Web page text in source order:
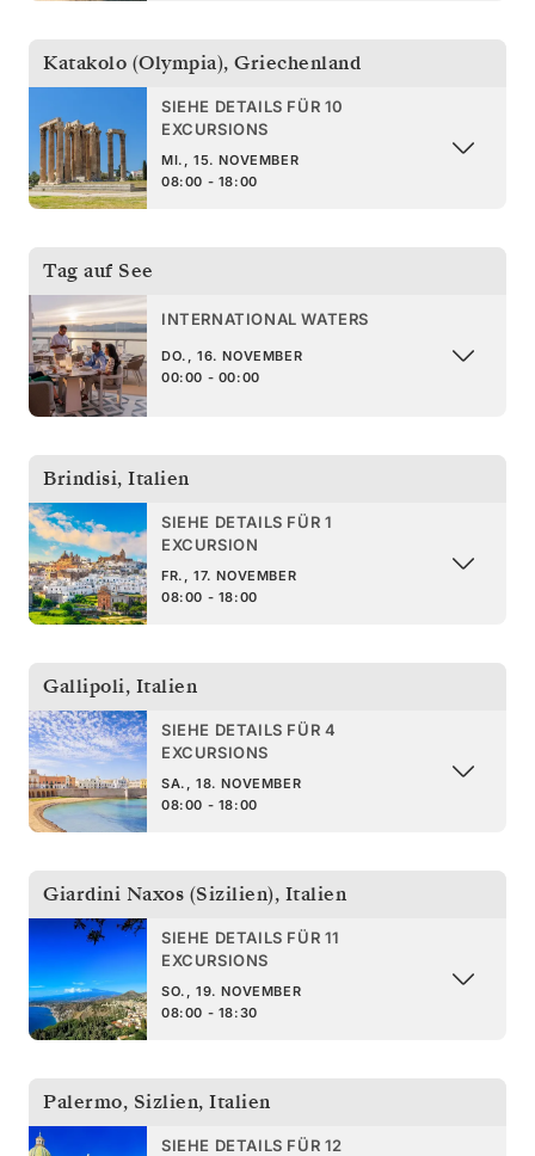
Katakolo (Olympia), Griechenland
SIEHE DETAILS FÜR 10
EXCURSIONS
MI., 15. NOVEMBER
08:00 - 18:00
Tag auf See
INTERNATIONAL WATERS
DO., 16. NOVEMBER
00:00 - 00:00
Brindisi, Italien
SIEHE DETAILS FÜR 1
EXCURSION
FR., 17. NOVEMBER
08:00 - 18:00
Gallipoli, Italien
SIEHE DETAILS FÜR 4
EXCURSIONS
SA., 18. NOVEMBER
08:00 - 18:00
Giardini Naxos (Sizilien), Italien
SIEHE DETAILS FÜR 11
EXCURSIONS
SO., 19. NOVEMBER
08:00 - 18:30
Palermo, Sizlien, Italien
SIEHE DETAILS FÜR 12